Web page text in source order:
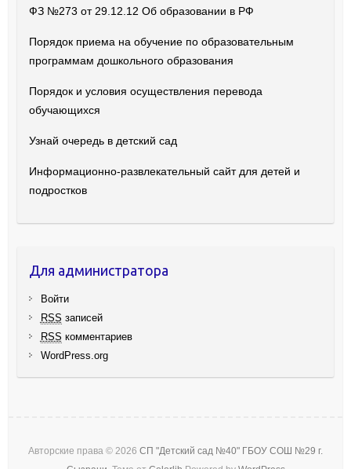
ФЗ №273 от 29.12.12 Об образовании в РФ
Порядок приема на обучение по образовательным
программам дошкольного образования
Порядок и условия осуществления перевода
обучающихся
Узнай очередь в детский сад
Информационно-развлекательный сайт для детей и
подростков
Для администратора
Войти
RSS записей
RSS комментариев
WordPress.org
Авторские права © 2026 СП "Детский сад №40" ГБОУ СОШ №29 г.